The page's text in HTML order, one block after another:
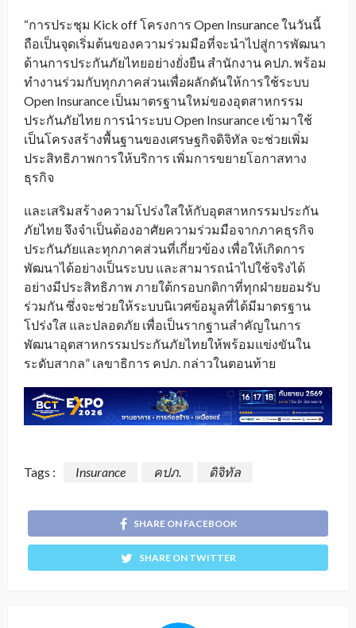
“การประชุม Kick off โครงการ Open Insurance ในวันนี้
ถือเป็นจุดเริ่มต้นของความร่วมมือที่จะนำไปสู่การพัฒนา
ด้านการประกันภัยไทยอย่างยั่งยืน สำนักงาน คปภ. พร้อม
ทำงานร่วมกับทุกภาคส่วนเพื่อผลักดันให้การใช้ระบบ
Open Insurance เป็นมาตรฐานใหม่ของอุตสาหกรรม
ประกันภัยไทย การนำระบบ Open Insurance เข้ามาใช้
เป็นโครงสร้างพื้นฐานของเศรษฐกิจดิจิทัล จะช่วยเพิ่ม
ประสิทธิภาพการให้บริการ เพิ่มการขยายโอกาสทาง
ธุรกิจ
และเสริมสร้างความโปร่งใสให้กับอุตสาหกรรมประกัน
ภัยไทย จึงจำเป็นต้องอาศัยความร่วมมือจากภาคธุรกิจ
ประกันภัยและทุกภาคส่วนที่เกี่ยวข้อง เพื่อให้เกิดการ
พัฒนาได้อย่างเป็นระบบ และสามารถนำไปใช้จริงได้
อย่างมีประสิทธิภาพ ภายใต้กรอบกติกาที่ทุกฝ่ายยอมรับ
ร่วมกัน ซึ่งจะช่วยให้ระบบนิเวศข้อมูลที่ได้มีมาตรฐาน
โปร่งใส และปลอดภัย เพื่อเป็นรากฐานสำคัญในการ
พัฒนาอุตสาหกรรมประกันภัยไทยให้พร้อมแข่งขันใน
ระดับสากล” เลขาธิการ คปภ. กล่าวในตอนท้าย
Tags : Insurance คปภ. ดิจิทัล
SHARE ON FACEBOOK
SHARE ON TWITTER